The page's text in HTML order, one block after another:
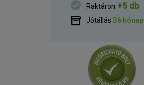
Raktáron +5 db
Jótállás 36 hónap